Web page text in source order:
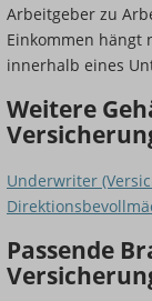
Arbeitgeber zu
Einkommen hängt
innerhalb eines
Weitere
Underwriter
Passende